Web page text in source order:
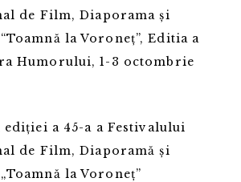
de Film, Diaporama și
la Voroneț”, Editia a
Humorului, 1-3 octombrie
ediției a 45-a a Festivalului
de Film, Diaporamă și
la Voroneț”